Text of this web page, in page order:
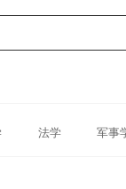
法学 军事